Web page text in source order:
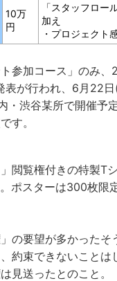
10万
円
「スタッフロー
加え
・プロジェクト
参加コース」のみ
が行われ、6月22
渋谷某所で開催予
す。
閲覧権付きの特製T
ポスターは300枚限
の要望が多かった
約束できないこと
見送ったとのこと。